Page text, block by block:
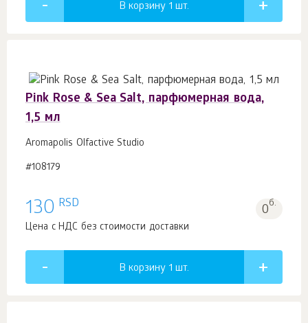
В корзину 1 шт.
Pink Rose & Sea Salt, парфюмерная вода,
1,5 мл
Aromapolis Olfactive Studio
#108179
130 RSD 0б.
Цена с НДС без стоимости доставки
В корзину 1 шт.